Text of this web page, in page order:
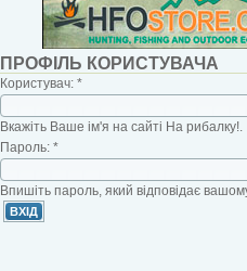
ПРОФІЛЬ КОРИСТУВАЧА
Користувач: *
Вкажіть Ваше ім'я на сайті На рибалку!.
Пароль: *
Впишіть пароль, який відповідає